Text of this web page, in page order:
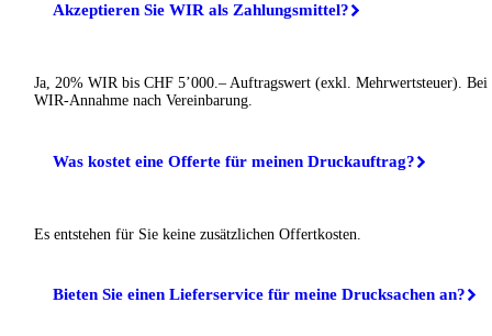
Akzeptieren Sie WIR als Zahlungsmittel?
Ja, 20% WIR bis CHF 5’000.– Auftragswert (exkl. Mehrwertsteuer).
WIR-Annahme nach Vereinbarung.
Was kostet eine Offerte für meinen Druckauftrag?
Es entstehen für Sie keine zusätzlichen Offertkosten.
Bieten Sie einen Lieferservice für meine Drucksachen an?